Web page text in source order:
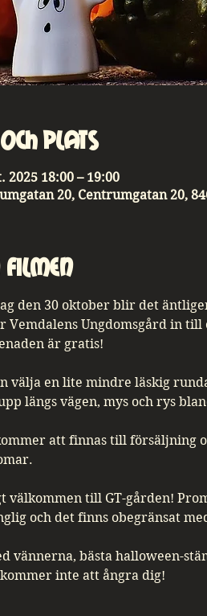
plats
2025 18:00 – 19:00
20, Centrumgatan 20,
Filmen
den 30 oktober blir det
Vemdalens Ungdomsgård in
är gratis!
välja en lite mindre läskig
längs vägen, mys och rys
att finnas till försäljning
välkommen till GT-gården!
och det finns obegränsat
vännerna, bästa halloween-
inte att ångra dig!